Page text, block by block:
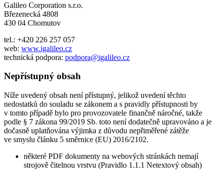
Galileo Corporation s.r.o.
Březenecká 4808
430 04 Chomutov
tel.: +420 226 257 057
web: www.igalileo.cz
technická podpora: podpora@igalileo.cz
Nepřístupný obsah
Níže uvedený obsah není přístupný, jelikož uvedení těchto
nedostatků do souladu se zákonem a s pravidly přístupnosti by
v tomto případě bylo pro provozovatele finančně náročné, takže
podle § 7 zákona 99/2019 Sb. toto není dodatečně upravováno a je
dočasně uplatňována výjimka z důvodu nepřiměřené zátěže
ve smyslu článku 5 směrnice (EU) 2016/2102.
některé PDF dokumenty na webových stránkách nemají
strojově čitelnou vrstvu (Pravidlo 1.1.1 Netextový obsah)